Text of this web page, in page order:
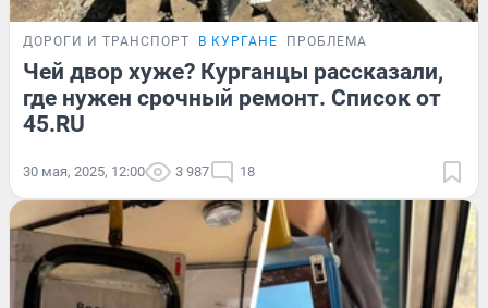
ДОРОГИ И ТРАНСПОРТ В КУРГАНЕ ПРОБЛЕМА
Чей двор хуже? Курганцы рассказали,
где нужен срочный ремонт. Список от
45.RU
30 мая, 2025, 12:00 3 987 18